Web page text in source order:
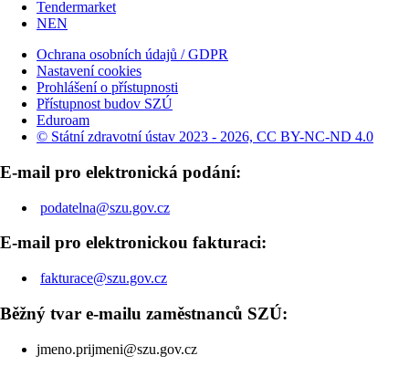
Tendermarket
NEN
Ochrana osobních údajů / GDPR
Nastavení cookies
Prohlášení o přístupnosti
Přístupnost budov SZÚ
Eduroam
© Státní zdravotní ústav 2023 - 2026, CC BY-NC-ND 4.0
E-mail pro elektronická podání:
podatelna@szu.gov.cz
E-mail pro elektronickou fakturaci:
fakturace@szu.gov.cz
Běžný tvar e-mailu zaměstnanců SZÚ:
jmeno.prijmeni@szu.gov.cz